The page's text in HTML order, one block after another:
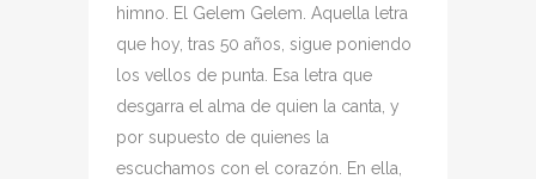
himno. El Gelem Gelem. Aquella letra
que hoy, tras 50 años, sigue poniendo
los vellos de punta. Esa letra que
desgarra el alma de quien la canta, y
por supuesto de quienes la
escuchamos con el corazón. En ella,